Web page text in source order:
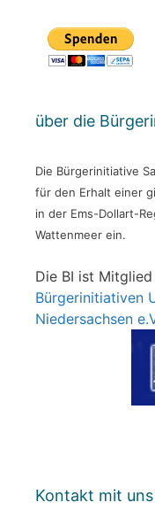
über die
Die Bürgerinitiative
für den Erhalt einer
in der Ems-Dollart-
Wattenmeer ein.
Die BI ist Mitglied
Bürgerinitiativen
Niedersachsen
Kontakt mit uns